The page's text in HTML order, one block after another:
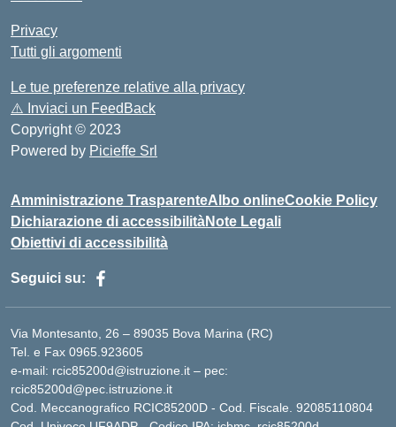
Privacy
Tutti gli argomenti
Le tue preferenze relative alla privacy
⚠️ Inviaci un FeedBack
Copyright © 2023
Powered by Picieffe Srl
Amministrazione TrasparenteAlbo onlineCookie Policy
Dichiarazione di accessibilitàNote Legali
Obiettivi di accessibilità
Seguici su:
Via Montesanto, 26 – 89035 Bova Marina (RC)
Tel. e Fax 0965.923605
e-mail: rcic85200d@istruzione.it – pec:
rcic85200d@pec.istruzione.it
Cod. Meccanografico RCIC85200D - Cod. Fiscale. 92085110804